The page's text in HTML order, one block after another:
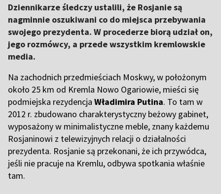
Dziennikarze śledczy ustalili, że Rosjanie są
nagminnie oszukiwani co do miejsca przebywania
swojego prezydenta. W procederze biorą udział on,
jego rozmówcy, a przede wszystkim kremlowskie
media.
Na zachodnich przedmieściach Moskwy, w położonym
około 25 km od Kremla Nowo Ogariowie, mieści się
podmiejska rezydencja Władimira Putina. To tam w
2012 r. zbudowano charakterystyczny beżowy gabinet,
wyposażony w minimalistyczne meble, znany każdemu
Rosjaninowi z telewizyjnych relacji o działalności
prezydenta. Rosjanie są przekonani, że ich przywódca,
jeśli nie pracuje na Kremlu, odbywa spotkania właśnie
tam.